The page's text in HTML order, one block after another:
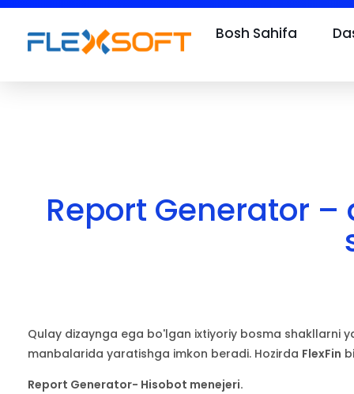
Bosh Sahifa
Report Generator
Qulay dizaynga ega bo'lgan ixtiyoriy bosma shakllarni
manbalarida yaratishga imkon beradi. Hozirda FlexFin
Report Generator- Hisobot menejeri.